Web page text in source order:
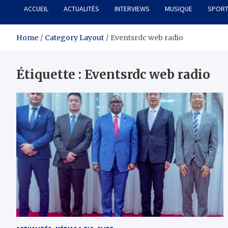
ACCUEIL ACTUALITÉS INTERVIEWS MUSIQUE SPORT
Home Category Layout Eventsrdc web radio
Étiquette : Eventsrdc web radio